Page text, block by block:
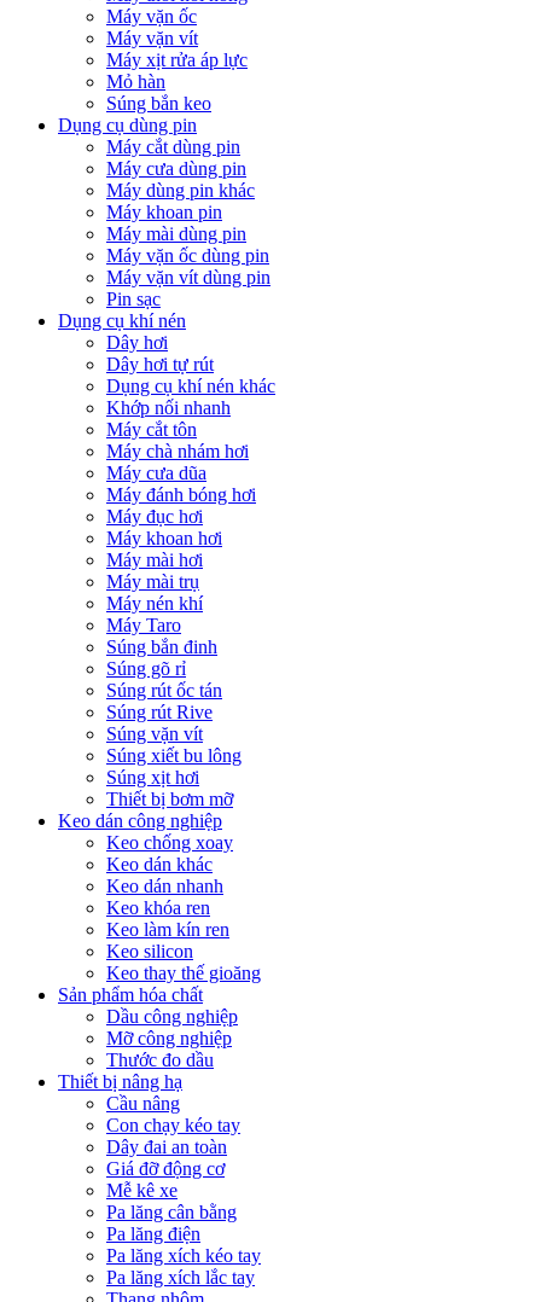
Máy vặn ốc
Máy vặn vít
Máy xịt rửa áp lực
Mỏ hàn
Súng bắn keo
Dụng cụ dùng pin
Máy cắt dùng pin
Máy cưa dùng pin
Máy dùng pin khác
Máy khoan pin
Máy mài dùng pin
Máy vặn ốc dùng pin
Máy vặn vít dùng pin
Pin sạc
Dụng cụ khí nén
Dây hơi
Dây hơi tự rút
Dụng cụ khí nén khác
Khớp nối nhanh
Máy cắt tôn
Máy chà nhám hơi
Máy cưa dũa
Máy đánh bóng hơi
Máy đục hơi
Máy khoan hơi
Máy mài hơi
Máy mài trụ
Máy nén khí
Máy Taro
Súng bắn đinh
Súng gõ rỉ
Súng rút ốc tán
Súng rút Rive
Súng vặn vít
Súng xiết bu lông
Súng xịt hơi
Thiết bị bơm mỡ
Keo dán công nghiệp
Keo chống xoay
Keo dán khác
Keo dán nhanh
Keo khóa ren
Keo làm kín ren
Keo silicon
Keo thay thế gioăng
Sản phẩm hóa chất
Dầu công nghiệp
Mỡ công nghiệp
Thước đo dầu
Thiết bị nâng hạ
Cầu nâng
Con chạy kéo tay
Dây đai an toàn
Giá đỡ động cơ
Mễ kê xe
Pa lăng cân bằng
Pa lăng điện
Pa lăng xích kéo tay
Pa lăng xích lắc tay